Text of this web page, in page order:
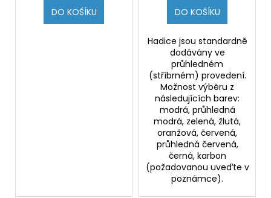
DO KOŠÍKU DO KOŠÍKU
Hadice jsou standardně
dodávány ve
průhledném
(stříbrném) provedení.
Možnost výběru z
následujících barev:
modrá, průhledná
modrá, zelená, žlutá,
oranžová, červená,
průhledná červená,
černá, karbon
(požadovanou uveďte v
poznámce).